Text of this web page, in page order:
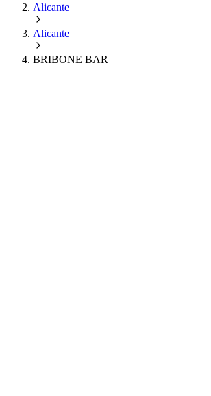
Alicante
Alicante
BRIBONE BAR